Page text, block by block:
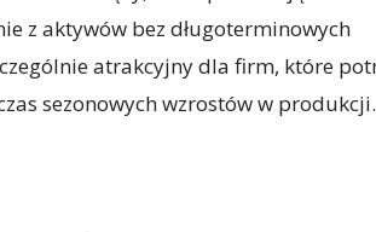
z aktywów bez długoterminowych
atrakcyjny dla firm, które
sezonowych wzrostów w produkcji.